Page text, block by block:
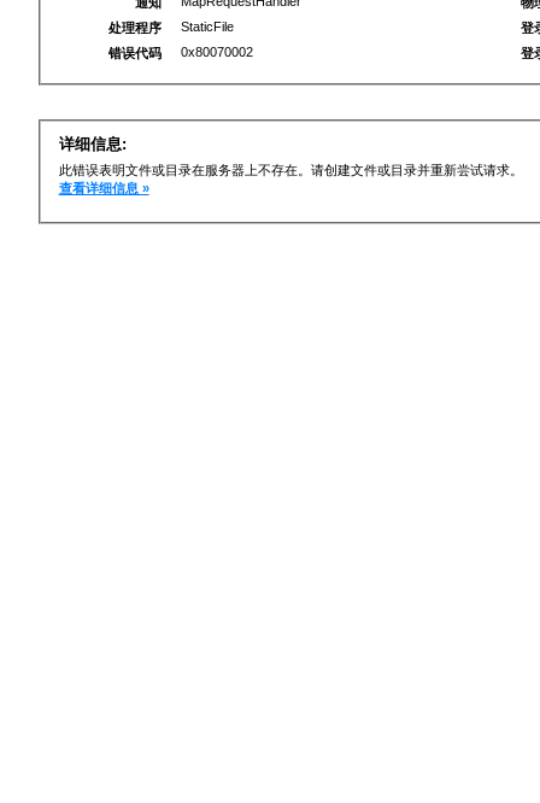
处理程序
StaticFile
错误代码
0x80070002
登
登
详细信息:
此错误表明文件或目录在服务器上不存在。请创建文件或目录并重新尝试请求。
查看详细信息 »